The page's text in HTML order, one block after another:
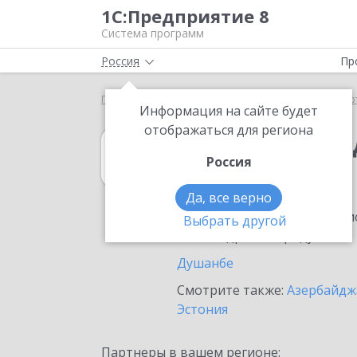
1С:Предприятие 8
Система программ
Россия
Информация на сайте будет
отображаться для региона
Россия
Да, все верно
Выбрать другой
Главная Выбор
1С:Платежные
в Таджикистане
Ознакомьтесь с
Душанбе
Смотрите также:
Эстония
Партнеры в вашем регионе: